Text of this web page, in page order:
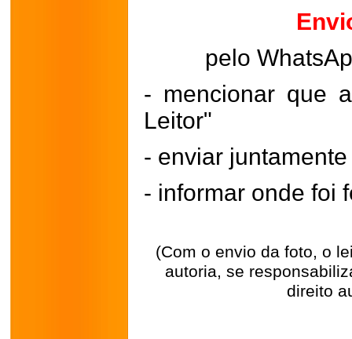
pelo
- mencionar que
Leitor"
- enviar
- informar onde foi
(Com o envio da foto, o
autoria, se
direito